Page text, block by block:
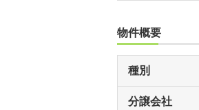
物件概要
種別
分譲会社